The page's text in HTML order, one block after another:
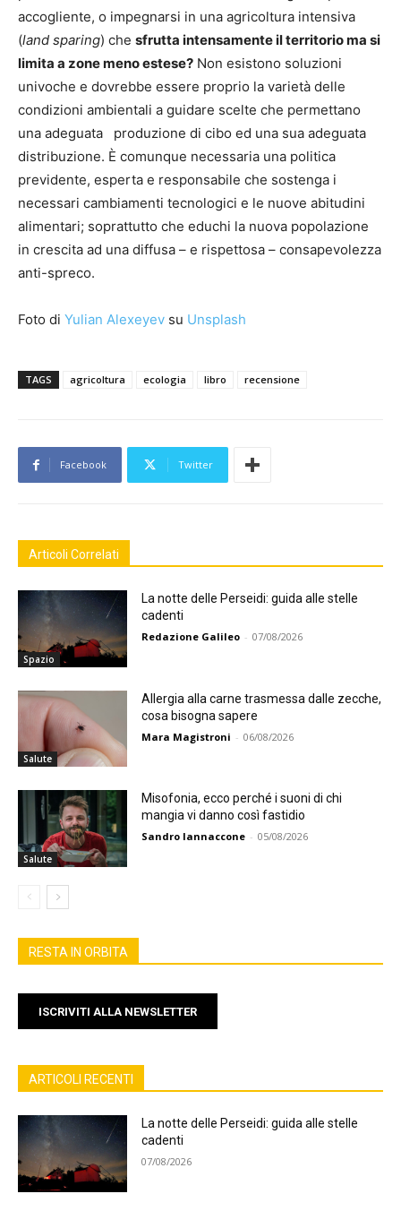
accogliente, o impegnarsi in una agricoltura intensiva
(land sparing) che sfrutta intensamente il territorio ma si
limita a zone meno estese? Non esistono soluzioni
univoche e dovrebbe essere proprio la varietà delle
condizioni ambientali a guidare scelte che permettano
una adeguata produzione di cibo ed una sua adeguata
distribuzione. È comunque necessaria una politica
previdente, esperta e responsabile che sostenga i
necessari cambiamenti tecnologici e le nuove abitudini
alimentari; soprattutto che educhi la nuova popolazione
in crescita ad una diffusa – e rispettosa – consapevolezza
anti-spreco.
Foto di Yulian Alexeyev su Unsplash
TAGS agricoltura ecologia libro recensione
Facebook Twitter
Articoli Correlati
Spazio
La notte delle Perseidi: guida alle stelle
cadenti
Redazione Galileo - 07/08/2026
Salute
Allergia alla carne trasmessa dalle zecche,
cosa bisogna sapere
Mara Magistroni - 06/08/2026
Salute
Misofonia, ecco perché i suoni di chi
mangia vi danno così fastidio
Sandro Iannaccone - 05/08/2026
RESTA IN ORBITA
ISCRIVITI ALLA NEWSLETTER
ARTICOLI RECENTI
La notte delle Perseidi: guida alle stelle
cadenti
07/08/2026